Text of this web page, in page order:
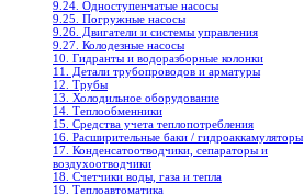
9.24. Одноступенчатые насосы
9.25. Погружные насосы
9.26. Двигатели и системы управления
9.27. Колодезные насосы
10. Гидранты и водоразборные колонки
11. Детали трубопроводов и арматуры
12. Трубы
13. Холодильное oборудование
14. Теплообменники
15. Средства учета теплопотребления
16. Расширительные баки / гидроаккамуляторы
17. Конденсатоотводчики, сепараторы и
воздухоотводчики
18. Счетчики воды, газа и тепла
19. Теплоавтоматика